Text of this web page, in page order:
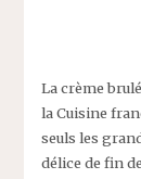
La crème
la Cuisine
seuls les
délice de fin